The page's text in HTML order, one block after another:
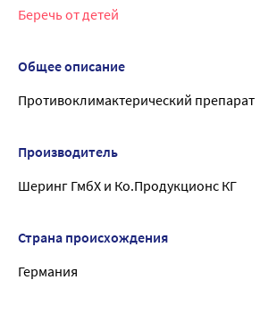
Беречь от детей
Общее описание
Противоклимактерический препарат
Производитель
Шеринг ГмбХ и Ко.Продукционс КГ
Страна происхождения
Германия